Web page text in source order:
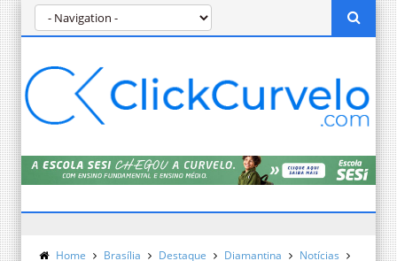
Home Brasília Destaque Diamantina
Notícias